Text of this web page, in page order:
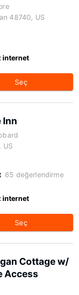
48740, US
internet
Seç
Inn
US
65 değerlendirme
internet
Seç
Cottage w/
Access